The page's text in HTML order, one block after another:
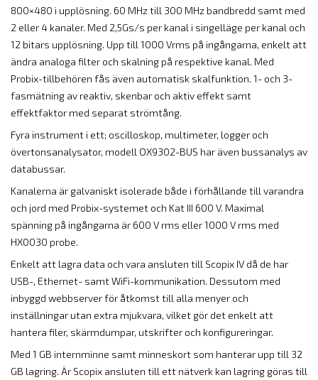
800×480 i upplösning. 60 MHz till 300 MHz bandbredd samt med
2 eller 4 kanaler. Med 2,5Gs/s per kanal i singelläge per kanal och
12 bitars upplösning. Upp till 1000 Vrms på ingångarna, enkelt att
ändra analoga filter och skalning på respektive kanal. Med
Probix-tillbehören fås även automatisk skalfunktion. 1- och 3-
fasmätning av reaktiv, skenbar och aktiv effekt samt
effektfaktor med separat strömtång.
Fyra instrument i ett; oscilloskop, multimeter, logger och
övertonsanalysator, modell OX9302-BUS har även bussanalys av
databussar.
Kanalerna är galvaniskt isolerade både i förhållande till varandra
och jord med Probix-systemet och Kat III 600 V. Maximal
spänning på ingångarna är 600 V rms eller 1000 V rms med
HX0030 probe.
Enkelt att lagra data och vara ansluten till Scopix IV då de har
USB-, Ethernet- samt WiFi-kommunikation. Dessutom med
inbyggd webbserver för åtkomst till alla menyer och
inställningar utan extra mjukvara, vilket gör det enkelt att
hantera filer, skärmdumpar, utskrifter och konfigureringar.
Med 1 GB internminne samt minneskort som hanterar upp till 32
GB lagring. Är Scopix ansluten till ett nätverk kan lagring göras till